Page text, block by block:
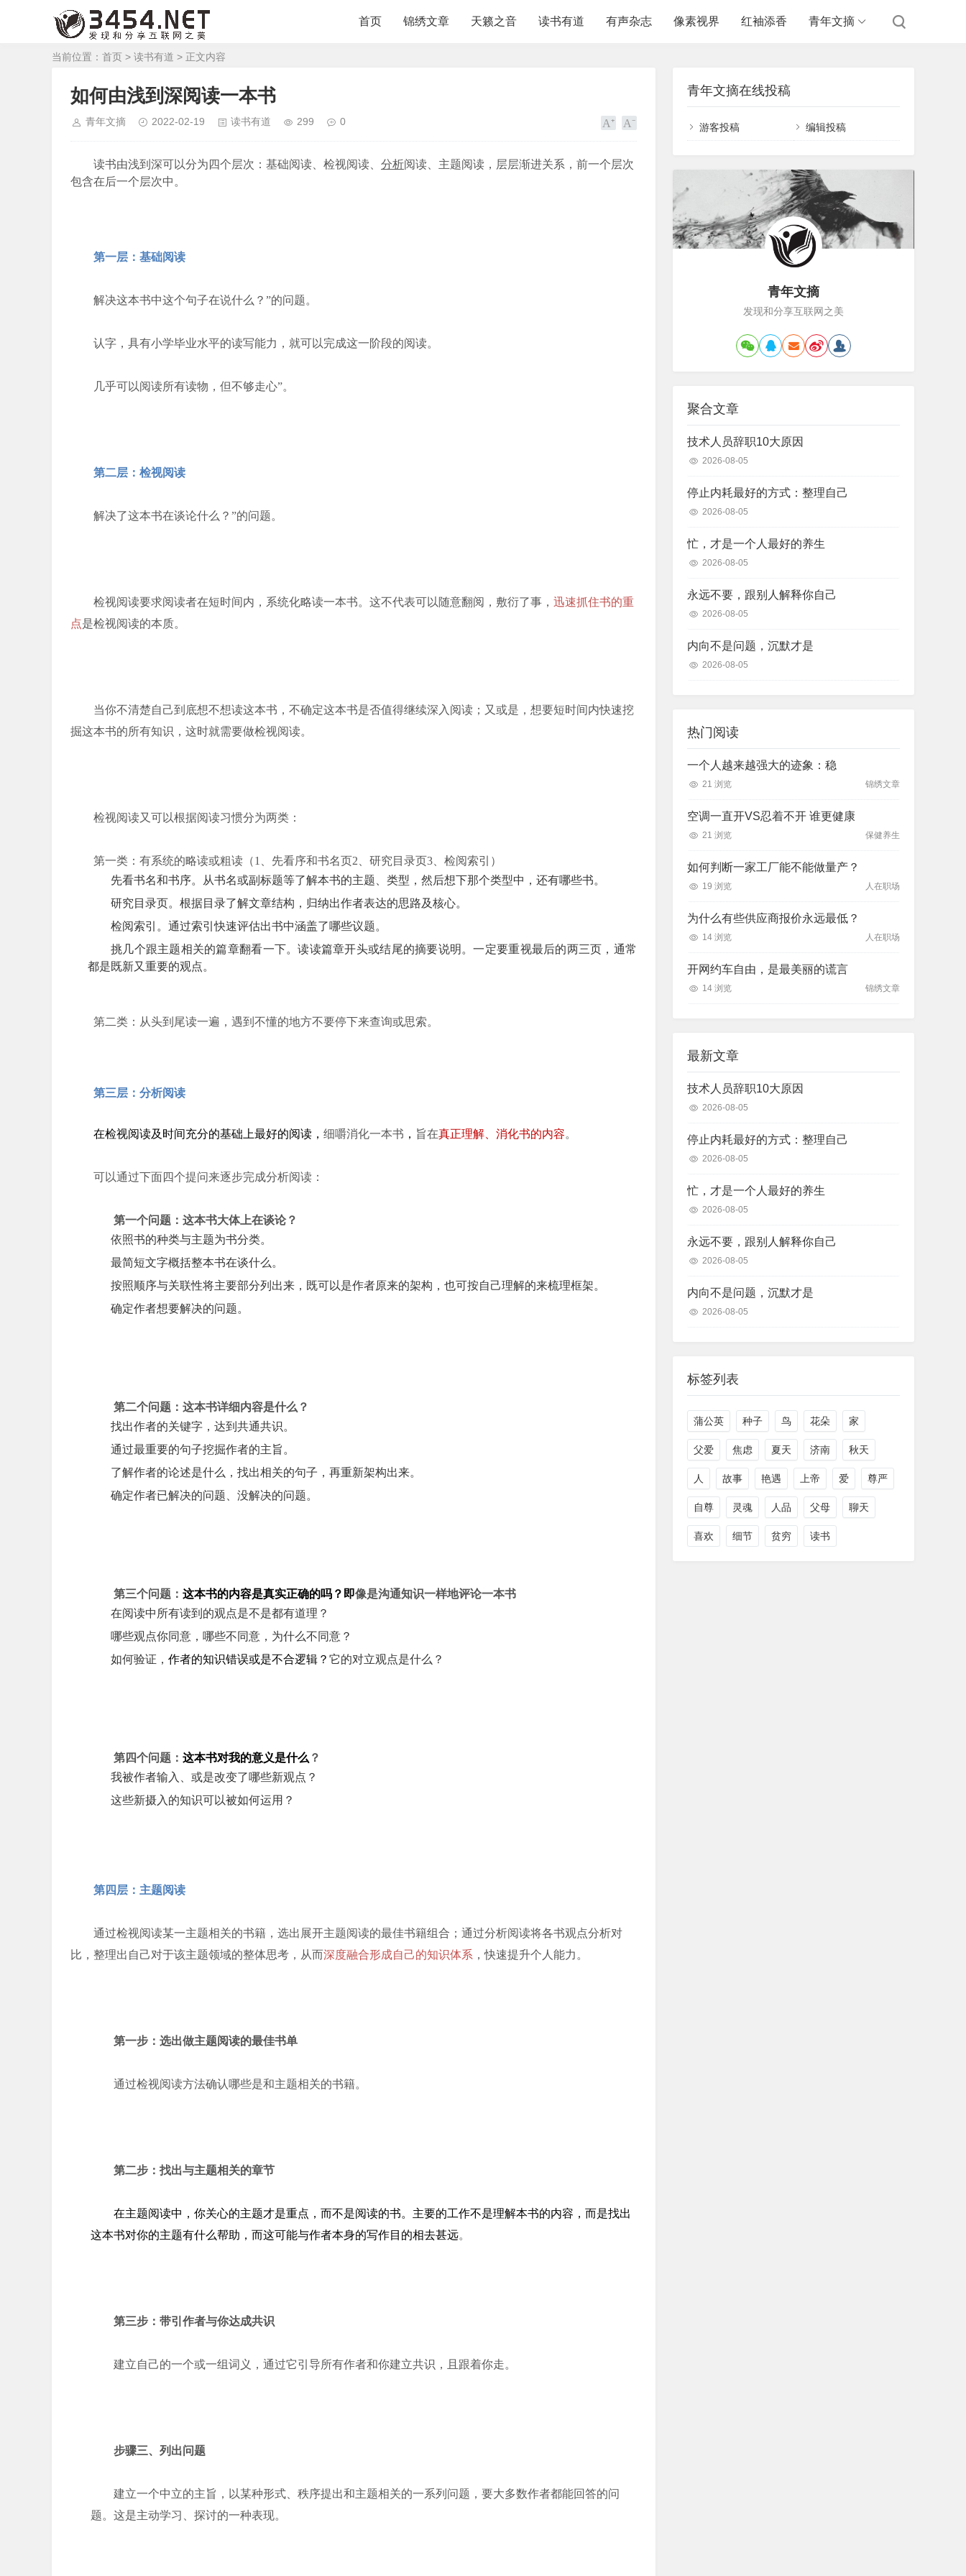
首页 锦绣文章 天籁之音 读书有道 有声杂志 像素视界 红袖添香 青年文摘
当前位置： 首页 > 读书有道 > 正文内容
如何由浅到深阅读一本书
青年文摘 2022-02-19 读书有道 299 0
读书由浅到深可以分为四个层次：基础阅读、检视阅读、 分析阅读、主题阅读，层层渐进关系，前一个层次
包含在后一个层次中。
第一层：基础阅读
解决这本书中这个句子在说什么？”的问题。
认字，具有小学毕业水平的读写能力，就可以完成这一阶段的阅读。
几乎可以阅读所有读物，但不够走心”。
第二层：检视阅读
解决了这本书在谈论什么？”的问题。
检视阅读要求阅读者在短时间内，系统化略读一本书。这不代表可以随意翻阅，敷衍了事， 迅速抓住书的重
点是检视阅读的本质。
当你不清楚自己到底想不想读这本书，不确定这本书是否值得继续深入阅读；又或是，想要短时间内快速挖
掘这本书的所有知识，这时就需要做检视阅读。
检视阅读又可以根据阅读习惯分为两类：
第一类：有系统的略读或粗读（1、先看序和书名页2、研究目录页3、检阅索引）
先看书名和书序。从书名或副标题等了解本书的主题、类型，然后想下那个类型中，还有哪些书。
研究目录页。根据目录了解文章结构，归纳出作者表达的思路及核心。
检阅索引。通过索引快速评估出书中涵盖了哪些议题。
挑几个跟主题相关的篇章翻看一下。读读篇章开头或结尾的摘要说明。一定要重视最后的两三页，通常
都是既新又重要的观点。
第二类：从头到尾读一遍，遇到不懂的地方不要停下来查询或思索。
第三层：分析阅读
在检视阅读及时间充分的基础上最好的阅读， 细嚼消化一本书 ， 旨在真正理解、消化书的内容。
可以通过下面四个提问来逐步完成分析阅读：
第一个问题：这本书大体上在谈论？
依照书的种类与主题为书分类。
最简短文字概括整本书在谈什么。
按照顺序与关联性将主要部分列出来，既可以是作者原来的架构，也可按自己理解的来梳理框架。
确定作者想要解决的问题。
第二个问题： 这本书详细内容是什么？
找出作者的关键字，达到共通共识。
通过最重要的句子挖掘作者的主旨。
了解作者的论述是什么，找出相关的句子，再重新架构出来。
确定作者已解决的问题、没解决的问题。
第三个问题： 这本书的内容是真实正确的吗？即像是沟通知识一样地评论一本书
在阅读中所有读到的观点是不是都有道理？
哪些观点你同意，哪些不同意，为什么不同意？
如何验证， 作者的知识错误或是不合逻辑？ 它的对立观点是什么？
第四个问题： 这本书对我的意义是什么 ？
我被作者输入、或是改变了哪些新观点？
这些新摄入的知识可以被如何运用？
第四层：主题阅读
通过检视阅读某一主题相关的书籍，选出展开主题阅读的最佳书籍组合；通过分析阅读将各书观点分析对
比，整理出自己对于该主题领域的整体思考，从而深度融合形成自己的知识体系 ，快速提升个人能力。
第一步：选出做主题阅读的最佳书单
通过检视阅读方法确认哪些是和主题相关的书籍。
第二步：找出与主题相关的章节
在主题阅读中，你关心的主题才是重点，而不是阅读的书。主要的工作不是理解本书的内容，而是找出
这本书对你的主题有什么帮助，而这可能与作者本身的写作目的相去甚远。
第三步：带引作者与你达成共识
建立自己的一个或一组词义，通过它引导所有作者和你建立共识，且跟着你走。
步骤三、列出问题
建立一个中立的主旨，以某种形式、秩序提出和主题相关的一系列问题，要大多数作者都能回答的问
题。这是主动学习、探讨的一种表现。
青年文摘在线投稿
游客投稿 编辑投稿
青年文摘
发现和分享互联网之美
聚合文章
技术人员辞职10大原因
2026-08-05
停止内耗最好的方式：整理自己
2026-08-05
忙，才是一个人最好的养生
2026-08-05
永远不要，跟别人解释你自己
2026-08-05
内向不是问题，沉默才是
2026-08-05
热门阅读
一个人越来越强大的迹象：稳
21 浏览 锦绣文章
空调一直开VS忍着不开 谁更健康
21 浏览 保健养生
如何判断一家工厂能不能做量产？
19 浏览 人在职场
为什么有些供应商报价永远最低？
14 浏览 人在职场
开网约车自由，是最美丽的谎言
14 浏览 锦绣文章
最新文章
技术人员辞职10大原因
2026-08-05
停止内耗最好的方式：整理自己
2026-08-05
忙，才是一个人最好的养生
2026-08-05
永远不要，跟别人解释你自己
2026-08-05
内向不是问题，沉默才是
2026-08-05
标签列表
蒲公英 种子 鸟 花朵 家
父爱 焦虑 夏天 济南 秋天
人 故事 艳遇 上帝 爱 尊严
自尊 灵魂 人品 父母 聊天
喜欢 细节 贫穷 读书